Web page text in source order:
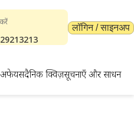
लॉगिन / साइनअप
दैनिक क्विज़सूचनाएँ और साधन